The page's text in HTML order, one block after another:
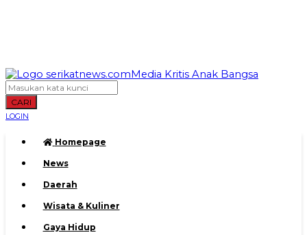
CARI
LOGIN
Homepage
News
Daerah
Wisata & Kuliner
Gaya Hidup